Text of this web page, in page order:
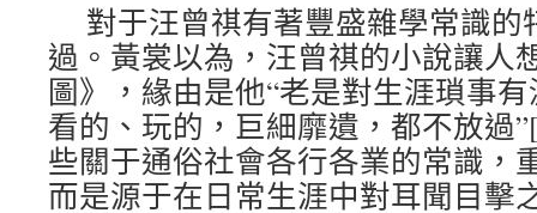
對于汪曾祺有著豐盛雜學常識的
過。黃裳以為，汪曾祺的小說讓人
圖》，緣由是他“老是對生涯瑣事
看的、玩的，巨細靡遺，都不放過
些關于通俗社會各行各業的常識，
而是源于在日常生涯中對耳聞目擊